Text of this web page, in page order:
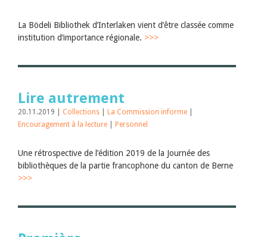
La Bödeli Bibliothek d’Interlaken vient d’être classée comme
institution d’importance régionale. >>>
Lire autrement
20.11.2019 | Collections La Commission informe
Encouragement à la lecture
Personnel
Une rétrospective de l’édition 2019 de la Journée des
bibliothèques de la partie francophone du canton de Berne
>>>